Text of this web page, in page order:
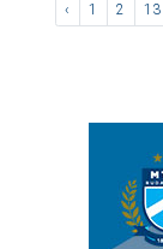
‹ 1 2 13